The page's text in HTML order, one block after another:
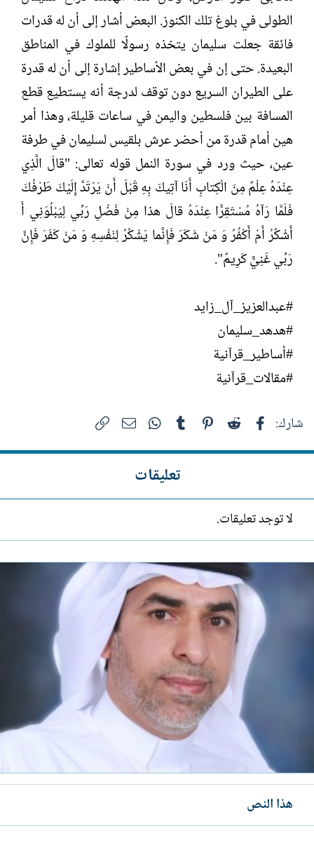
الطولى في بلوغ تلك الكنوز. البعض أشار إلى أن له قدرات
فائقة جعلت سليمان يتخذه رسولًا للملوك في المناطق
البعيدة. حتى إن في بعض الأساطير إشارة إلى أن له قدرة
على الطيران السريع دون توقف لدرجة أنه يستطيع قطع
المسافة بين فلسطين واليمن في ساعات قليلة، وهذا أمر
هين أمام قدرة من أحضر عرش بلقيس لسليمان في طرفة
عين، حيث ورد في سورة النمل قوله تعالى: "قالَ الَّذِي
عِنْدَهُ عِلْمٌ مِنَ الْكِتابِ أَنَا آتِيكَ بِهِ قَبْلَ أَنْ يَرْتَدَّ إِلَيْكَ طَرْفُكَ
فَلَمَّا رَآهُ مُسْتَقِرًّا عِنْدَهُ قالَ هذا مِنْ فَضْلِ رَبِّي لِيَبْلُوَنِي أَ
أَشْكُرُ أَمْ أَكْفُرُ وَ مَنْ شَكَرَ فَإِنَّما يَشْكُرُ لِنَفْسِهِ وَ مَنْ كَفَرَ فَإِنَّ
رَبِّي غَنِيٌّ كَرِيمٌ".
#عبدالعزيز_آل_زايد
#هدهد_سليمان
#أساطير_قرآنية
#مقالات_قرآنية​
شارك: فيسبوك Reddit
Pinterest
Tumblr
WhatsAppالبريد الإلكتروني
تعليقات
لا توجد تعليقات.
هذا النص